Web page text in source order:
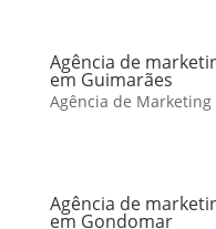
Agência de
em Guimarães
Agência de
Agência de
em Gondomar